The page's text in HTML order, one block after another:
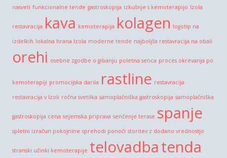
nasveti funkcionalne tende gastroskopija izkušnje s kemoterapijo Izola
restavracija kava kemoterapija kolagen logotip na
izdelkih lokalna hrana Izola moderne tende najboljša restavracija na obali
orehi osebne zgodbe o gibanju poletna senca proces okrevanja po
kemoterapiji promocijska darila rastline restavracija
restavracija v Izoli ročna svetilka samoplačniška gastroskopija samoplačniška
gastroskopija cena sejemska priprava senčenje terase spanje
spletni izračun pokojnine sprehodi ponoči storitev z dodano vrednostjo
stranski učinki kemoterapije telovadbatenda